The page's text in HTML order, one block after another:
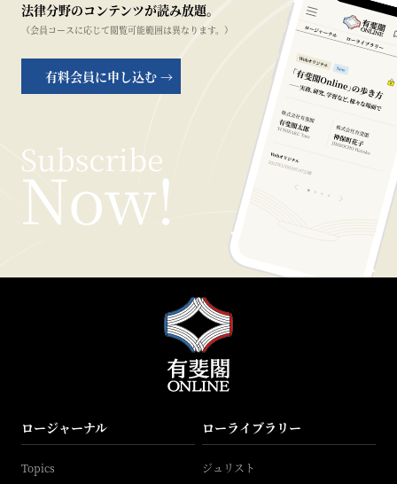
法律分野のコンテンツが読み放題。
（会員コースに応じて閲覧可能範囲は異なります。）
有料会員に申し込む →
ロージャーナル
Topics
ローライブラリー
ジュリスト